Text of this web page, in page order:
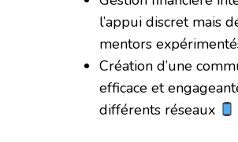
l’appui discret mais
mentors
Création d’une
efficace et
différents réseaux